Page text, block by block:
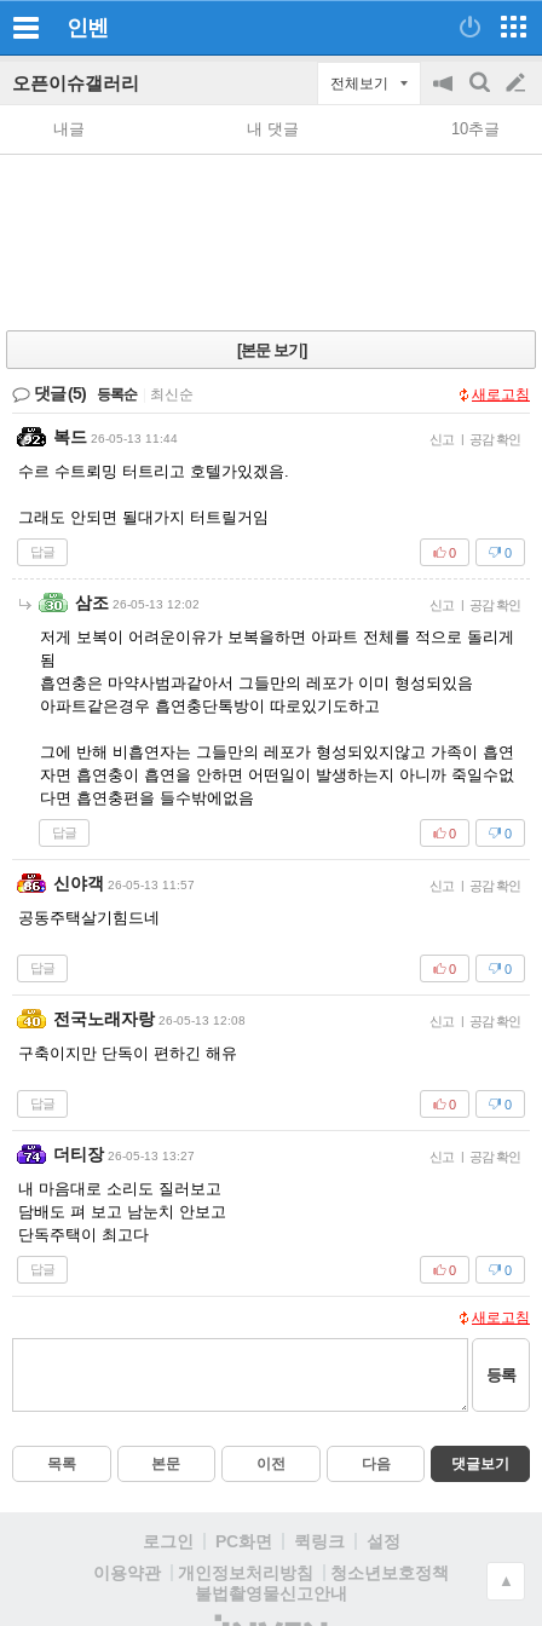
인벤
오픈이슈갤러리 전체보기
공
지
on/off
검
색
글
쓰
내글 내 댓글 10추글
[본문 보기]
댓글(5) 등록순 최신순 새로고침
복드 26-05-13 11:44 신고 | 공감 확인
수르 수트뢰밍 터트리고 호텔가있겠음.
그래도 안되면 될대가지 터트릴거임
답글 0
0
삼조 26-05-13 12:02 신고 | 공감 확인
저게 보복이 어려운이유가 보복을하면 아파트 전체를 적으로 돌리게
됨
흡연충은 마약사범과같아서 그들만의 레포가 이미 형성되있음
아파트같은경우 흡연충단톡방이 따로있기도하고
그에 반해 비흡연자는 그들만의 레포가 형성되있지않고 가족이 흡연
자면 흡연충이 흡연을 안하면 어떤일이 발생하는지 아니까 죽일수없
다면 흡연충편을 들수밖에없음
답글 0
0
신야객 26-05-13 11:57 신고 | 공감 확인
공동주택살기힘드네
답글 0
0
전국노래자랑 26-05-13 12:08 신고 | 공감 확인
구축이지만 단독이 편하긴 해유
답글 0
0
더티장 26-05-13 13:27 신고 | 공감 확인
내 마음대로 소리도 질러보고
담배도 펴 보고 남눈치 안보고
단독주택이 최고다
답글 0
0
새로고침
등록
목록 본문 이전 다음 댓글보기
로그인 PC화면 퀵링크
설정
이용약관
개인정보처리방침
청소년보호정책
불법촬영물신고안내
▲